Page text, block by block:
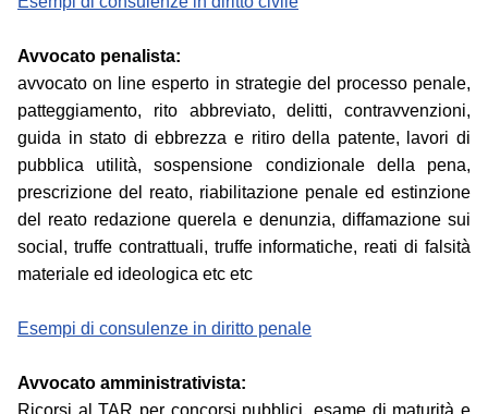
Avvocato penalista:
avvocato on line esperto in strategie del processo penale,
patteggiamento, rito abbreviato, delitti, contravvenzioni,
guida in stato di ebbrezza e ritiro della patente, lavori di
pubblica utilità, sospensione condizionale della pena,
prescrizione del reato, riabilitazione penale ed estinzione
del reato redazione querela e denunzia, diffamazione sui
social, truffe contrattuali, truffe informatiche, reati di falsità
materiale ed ideologica etc etc
Esempi di consulenze in diritto penale
Avvocato amministrativista:
Ricorsi al TAR per concorsi pubblici, esame di maturità e